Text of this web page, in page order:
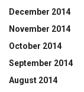
December 2014
November 2014
October 2014
September 2014
August 2014